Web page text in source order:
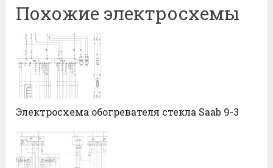
Похожие электросхемы
Электросхема обогревателя стекла Saab 9-3